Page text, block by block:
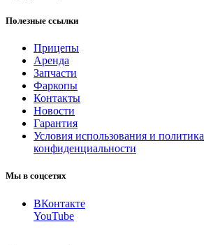
Полезные ссылки
Прицепы
Аренда
Запчасти
Фаркопы
Контакты
Новости
Гарантия
Условия использования и политика
конфиденциальности
Мы в соцсетях
ВКонтакте
YouTube